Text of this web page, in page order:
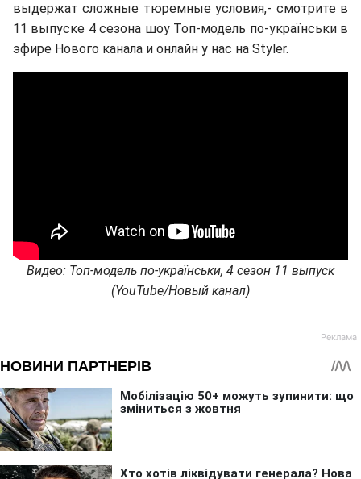
выдержат сложные тюремные условия,- смотрите в
11 выпуске 4 сезона шоу Топ-модель по-українськи в
эфире Нового канала и онлайн у нас на Styler.
Видео: Топ-модель по-українськи, 4 сезон 11 выпуск
(YouTube/Новый канал)